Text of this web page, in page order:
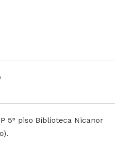
5° piso Biblioteca Nicanor